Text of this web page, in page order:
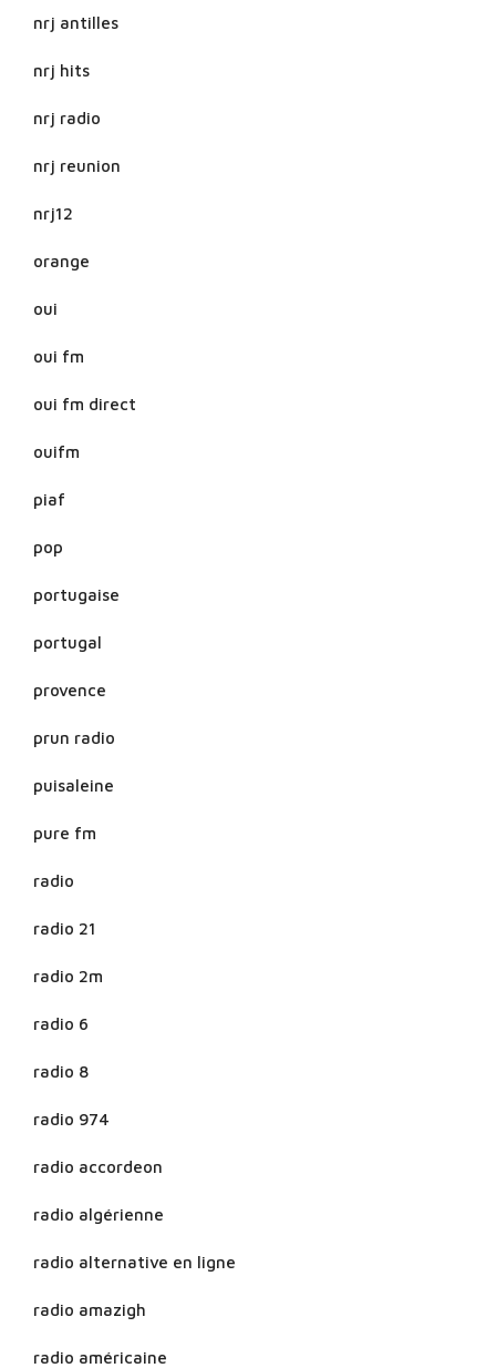
nrj antilles
nrj hits
nrj radio
nrj reunion
nrj12
orange
oui
oui fm
oui fm direct
ouifm
piaf
pop
portugaise
portugal
provence
prun radio
puisaleine
pure fm
radio
radio 21
radio 2m
radio 6
radio 8
radio 974
radio accordeon
radio algérienne
radio alternative en ligne
radio amazigh
radio américaine